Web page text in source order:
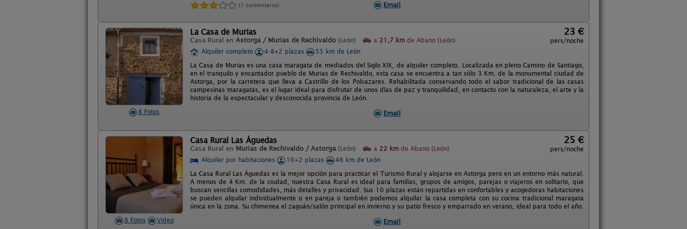
(1 comentario) Email
8 Fotos
La Casa de Murias
Casa Rural en Astorga / Murias de Rechivaldo (León) a 21,7 km de Abano (León)
23 €
pers/noche
Alquiler completo
4-8+2 plazas
55 km de León
La Casa de Murias es una casa maragata de mediados del Siglo XIX, de alquiler completo. Localizada en pleno Camino de Santiago,
en el tranquilo y encantador pueblo de Murias de Rechivaldo, esta casa se encuentra a tan sólo 3 Km. de la monumental ciudad de
Astorga, por la carretera que lleva a Castrillo de los Polvazares. Rehabilitada conservando todo el sabor tradicional de las casas
campesinas maragatas, es el lugar ideal para disfrutar de unos días de paz y tranquilidad, en contacto con la naturaleza, el arte y la
historia de la espectacular y desconocida provincia de León.
Email
8 Fotos Video
Casa Rural Las Águedas
Casa Rural en Murias de Rechivaldo / Astorga (León) a 22 km de Abano (León)
25 €
pers/noche
Alquiler por habitaciones
10+2 plazas
46 km de León
La Casa Rural Las Águedas es la mejor opción para practicar el Turismo Rural y alojarse en Astorga pero en un entorno más natural.
A menos de 4 Km. de la ciudad, nuestra Casa Rural es ideal para familias, grupos de amigos, parejas o viajeros en solitario, que
buscan sencillas comodidades, más detalles y privacidad. Sus 10 plazas están repartidas en confortables y acogedoras habitaciones
se pueden alquilar individualmente o en pareja o también podemos alquilar la casa completa con su cocina tradicional maragata
única en la zona. Su chimenea el zaguán/salón principal en invierno y su patio fresco y emparrado en verano, ideal para todo el año.
Email